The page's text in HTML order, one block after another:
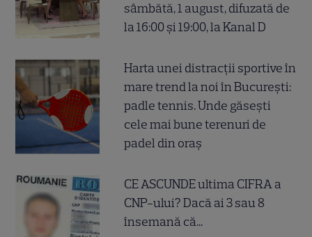
sâmbătă, 1 august, difuzată de
la 16:00 și 19:00, la Kanal D
Harta unei distracții sportive în
mare trend la noi în București:
padle tennis. Unde găsești
cele mai bune terenuri de
padel din oraș
CE ASCUNDE ultima CIFRA a
CNP-ului? Dacă ai 3 sau 8
însemană că...